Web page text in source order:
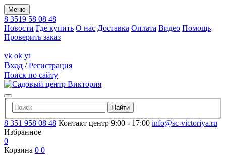
Меню
8 3519 58 08 48
Новости Где купить О нас Доставка Оплата Видео Помощь
Проверить заказ
vk ok yt
Вход /Регистрация
Поиск по сайту
8 351 958 08 48 Контакт центр 9:00 - 17:00 info@sc-victoriya.ru
Избранное
0
Корзина 0 0